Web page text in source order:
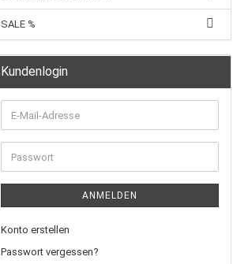
SALE %
Kundenlogin
ANMELDEN
Konto erstellen
Passwort vergessen?